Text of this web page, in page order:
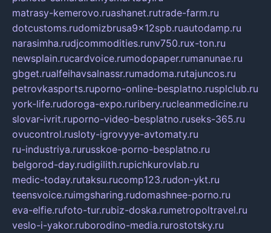
matrasy-kemerovo.ruashanet.rutrade-farm.ru
dotcustoms.rudomizbrusa9x12spb.ruautodamp.ru
narasimha.rudjcommodities.runv750.rux-ton.ru
newsplain.rucardvoice.rumodopaper.rumanunae.ru
gbget.rualfeihavsalnassr.rumadoma.rutajuncos.ru
petrovkasports.ruporno-online-besplatno.rusplclub.ru
york-life.rudoroga-expo.ruribery.rucleanmedicine.ru
slovar-ivrit.ruporno-video-besplatno.ruseks-365.ru
ovucontrol.rusloty-igrovyye-avtomaty.ru
ru-industriya.rurusskoe-porno-besplatno.ru
belgorod-day.rudigilith.rupichkurovlab.ru
medic-today.rutaksu.rucomp123.rudon-ykt.ru
teensvoice.ruimgsharing.rudomashnee-porno.ru
eva-elfie.rufoto-tur.rubiz-doska.rumetropoltravel.ru
veslo-i-yakor.ruborodino-media.rurostotsky.ru